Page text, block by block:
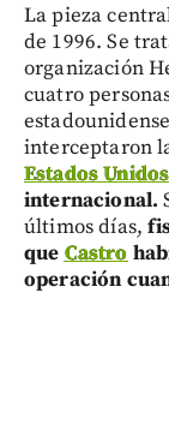
La pieza
de 1996. Se
organización
cuatro
interceptaron
Estados Unidos
internacional.
últimos días,
que Castro
operación